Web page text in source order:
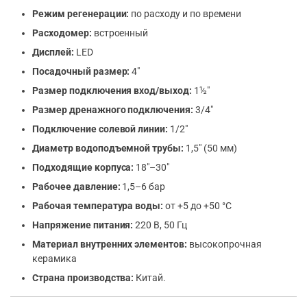
Режим регенерации: по расходу и по времени
Расходомер: встроенный
Дисплей: LED
Посадочный размер: 4″
Размер подключения вход/выход: 1½″
Размер дренажного подключения: 3/4″
Подключение солевой линии: 1/2″
Диаметр водоподъемной трубы: 1,5″ (50 мм)
Подходящие корпуса: 18″–30″
Рабочее давление: 1,5–6 бар
Рабочая температура воды: от +5 до +50 °C
Напряжение питания: 220 В, 50 Гц
Материал внутренних элементов: высокопрочная
керамика
Страна производства: Китай.